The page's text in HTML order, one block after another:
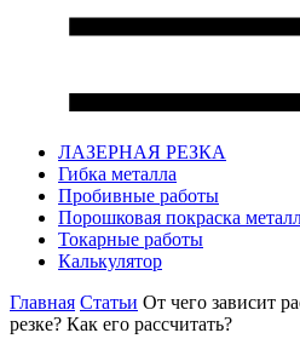
ЛАЗЕРНАЯ РЕЗКА
Гибка металла
Пробивные работы
Порошковая покраска
Токарные работы
Калькулятор
Главная Статьи От чего зависит
резке? Как его рассчитать?